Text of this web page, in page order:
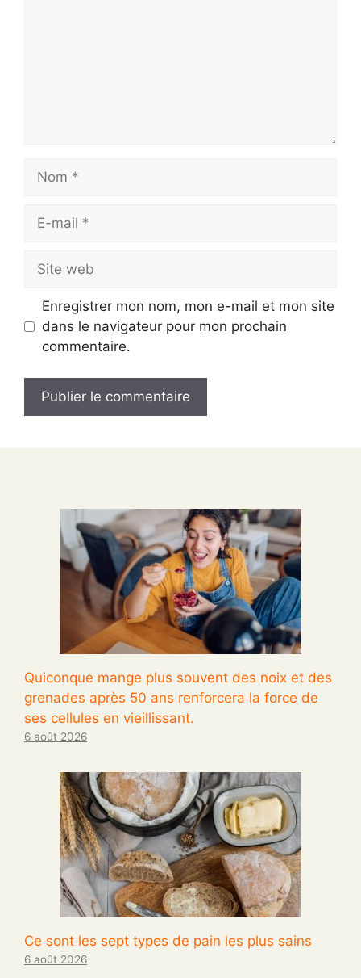
Nom
Site
web
Enregistrer mon nom, mon e-mail et mon site
dans le navigateur pour mon prochain
commentaire.
Quiconque mange plus souvent des noix et des
grenades après 50 ans renforcera la force de
ses cellules en vieillissant.
6 août 2026
Ce sont les sept types de pain les plus sains
6 août 2026